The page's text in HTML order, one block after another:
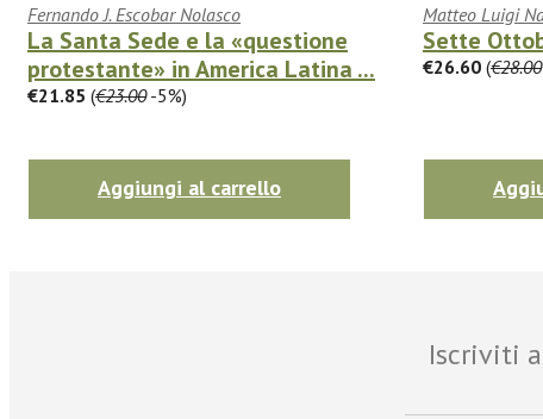
Fernando J. Escobar Nolasco
La Santa Sede e la «questione
protestante» in America Latina ...
€21.85 (€23.00-5%)
Aggiungi al carrello
Matteo Luigi
Sette
€26.60 (€28.00
Iscriviti